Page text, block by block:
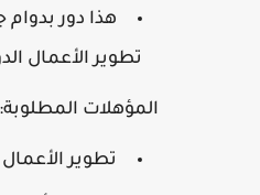
هذا دور
تطوير الأعمال
المؤهلات المطلوبة:
تطوير الأعمال